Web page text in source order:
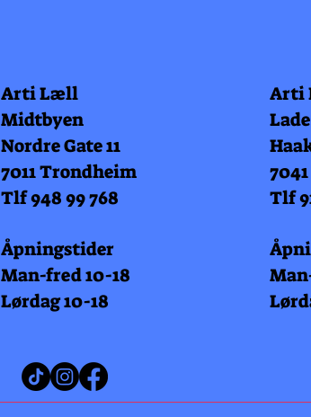
Arti Læll
Midtbyen
Nordre Gate 11
7011 Trondheim
Tlf 948 99 768
Åpningstider
Man-fred 10-18
Lørdag 10-18
Arti
Tlf